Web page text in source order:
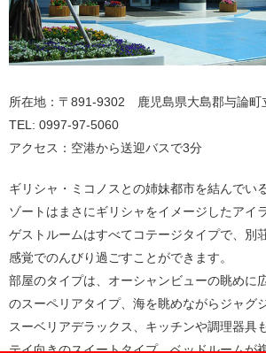
所在地：〒891-9302 鹿児島県大島郡与論町
TEL: 0997-97-5060
アクセス：空港から送迎バスで3分
ギリシャ・ミコノスとの姉妹都市を結んでい
ゾートはまさにギリシャをイメージしたアイ
ゲストルームはすべてコテージタイプで、別
感覚でのんびり過ごすことができます。
部屋のタイプは、オーシャンビューの眺めに
のスーペリアタイプ、海を眺めながらジャグ
スーベリアデラックス、キッチンや調理器具
テイ向きのスイートタイプ、ベッドルームが